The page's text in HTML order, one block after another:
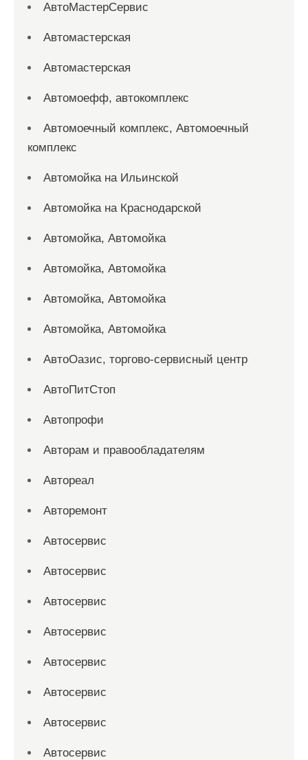
АвтоМастерСервис
Автомастерская
Автомастерская
Автомоефф, автокомплекс
Автомоечный комплекс, Автомоечный
комплекс
Автомойка на Ильинской
Автомойка на Краснодарской
Автомойка, Автомойка
Автомойка, Автомойка
Автомойка, Автомойка
Автомойка, Автомойка
АвтоОазис, торгово-сервисный центр
АвтоПитСтоп
Автопрофи
Авторам и правообладателям
Автореал
Авторемонт
Автосервис
Автосервис
Автосервис
Автосервис
Автосервис
Автосервис
Автосервис
Автосервис